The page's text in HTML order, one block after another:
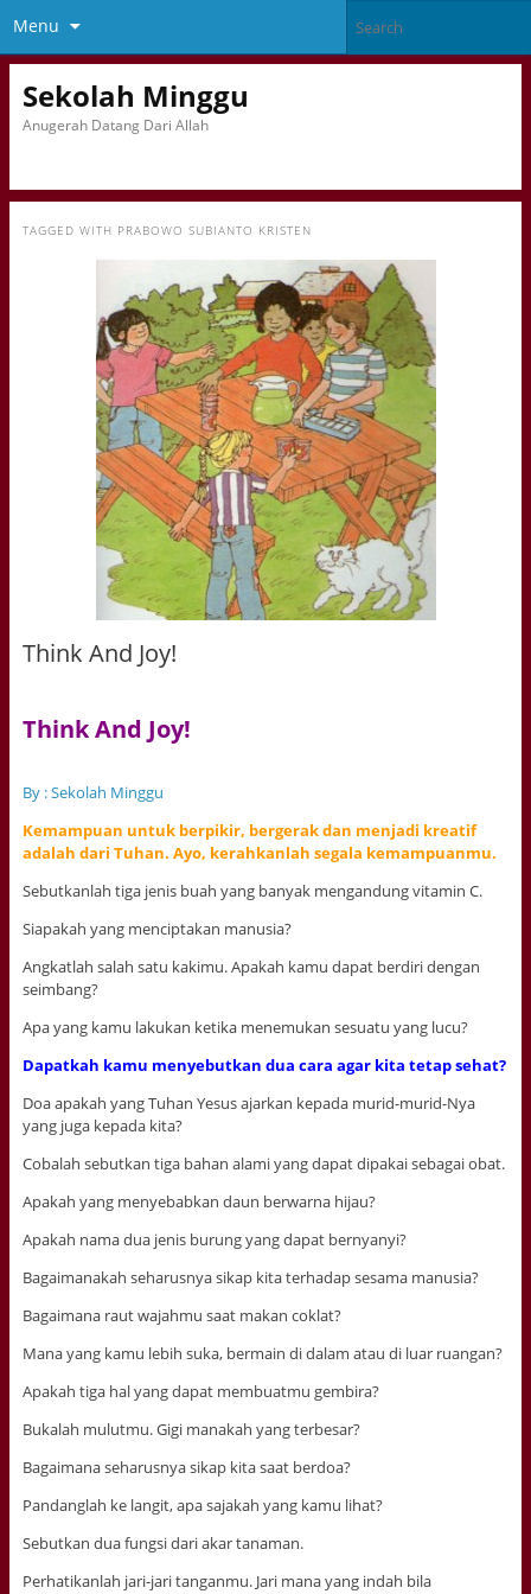
Menu
Sekolah Minggu
Anugerah Datang Dari Allah
TAGGED WITH PRABOWO SUBIANTO KRISTEN
Think And Joy!
Think And Joy!
By : Sekolah Minggu
Kemampuan untuk berpikir, bergerak dan menjadi kreatif
adalah dari Tuhan. Ayo, kerahkanlah segala kemampuanmu.
Sebutkanlah tiga jenis buah yang banyak mengandung vitamin C.
Siapakah yang menciptakan manusia?
Angkatlah salah satu kakimu. Apakah kamu dapat berdiri dengan
seimbang?
Apa yang kamu lakukan ketika menemukan sesuatu yang lucu?
Dapatkah kamu menyebutkan dua cara agar kita tetap sehat?
Doa apakah yang Tuhan Yesus ajarkan kepada murid-murid-Nya
yang juga kepada kita?
Cobalah sebutkan tiga bahan alami yang dapat dipakai sebagai obat.
Apakah yang menyebabkan daun berwarna hijau?
Apakah nama dua jenis burung yang dapat bernyanyi?
Bagaimanakah seharusnya sikap kita terhadap sesama manusia?
Bagaimana raut wajahmu saat makan coklat?
Mana yang kamu lebih suka, bermain di dalam atau di luar ruangan?
Apakah tiga hal yang dapat membuatmu gembira?
Bukalah mulutmu. Gigi manakah yang terbesar?
Bagaimana seharusnya sikap kita saat berdoa?
Pandanglah ke langit, apa sajakah yang kamu lihat?
Sebutkan dua fungsi dari akar tanaman.
Perhatikanlah jari-jari tanganmu. Jari mana yang indah bila